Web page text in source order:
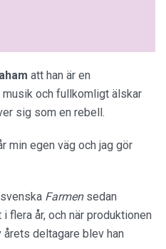
att han är en
och fullkomligt älskar
sig som en rebell.
min egen väg och jag gör
Farmensedan
flera år, och när produktionen
årets deltagare blev han